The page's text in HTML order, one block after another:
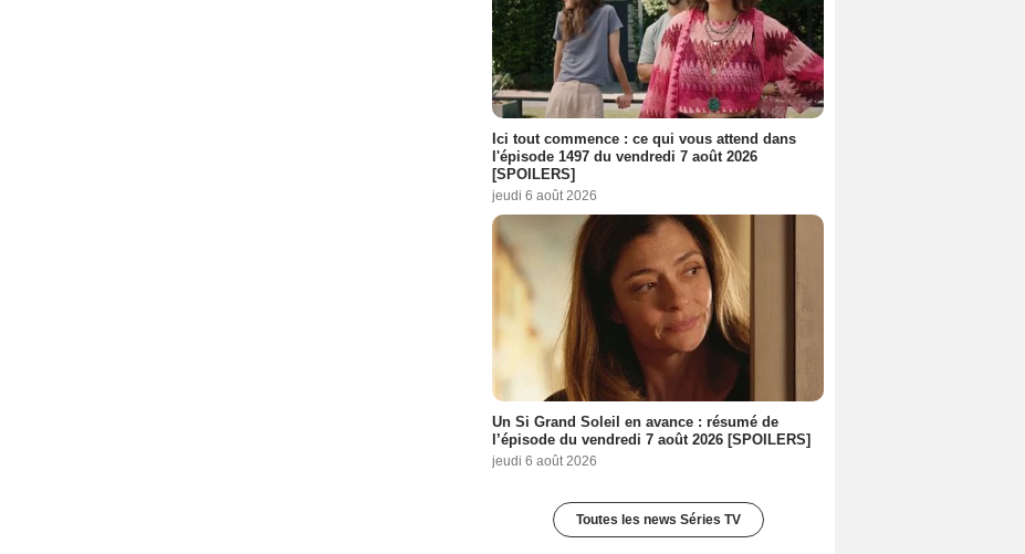
Ici tout commence : ce qui vous attend dans
l'épisode 1497 du vendredi 7 août 2026
[SPOILERS]
jeudi 6 août 2026
Un Si Grand Soleil en avance : résumé de
l’épisode du vendredi 7 août 2026 [SPOILERS]
jeudi 6 août 2026
Toutes les news Séries TV